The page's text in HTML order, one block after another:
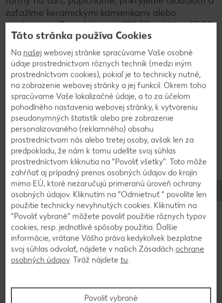
zaťažíme keramickými kamienkami alebo
strukovinou. Prepekáme pri 180 °C približne 15-20
minút.
3
Za ten čas si pripravíme plnku. Smotanu na
šľahanie zmiešame s mliekom, Zlatým klasom,
cukrom a vajíčkami. Premiešame tak, aby sa
ingrediencie spojili, no dávame pozor, aby sme
smotanu neprešľahali.
4
Plnka je pomerne tekutá. Nalejeme ju do
predpečeného korpusu a pečieme približne na
25-30 minút. Plnka zhustne.
5
Za ten čas si nakrájame broskyne na mesiačiky.
Po 25 minútach koláč vyberieme, opatrne na
Táto stránka používa Cookies
Na našej webovej stránke spracúvame Vaše osobné
údaje prostredníctvom rôznych techník (medzi iným
prostredníctvom cookies), pokiaľ je to technicky nutné,
na zobrazenie webovej stránky a jej funkcií. Okrem toho
spracúvame Vaše lokalizačné údaje, a to za účelom
pohodlného nastavenia webovej stránky, k vytvoreniu
pseudonymných štatistík alebo pre zobrazenie
personalizovaného (reklamného) obsahu
prostredníctvom nás alebo tretej osoby, avšak len za
predpokladu, že nám k tomu udelíte svoj súhlas
prostredníctvom kliknutia na “Povoliť všetky”. Toto môže
zahŕňať aj prípadný prenos osobných údajov do krajín
mimo EÚ, ktoré nezaručujú primeranú úroveň ochrany
osobných údajov. Kliknutím na “Odmietnuť ” povolíte len
použitie technicky nevyhnutých cookies. Kliknutím na
“Povoliť vybrané” môžete povoliť použitie rôznych typov
cookies, resp. jednotlivé spôsoby použitia. Ďalšie
informácie, vrátane Vášho práva kedykoľvek bezplatne
svoj súhlas odvolať, nájdete v našich Zásadách ochrane
osobných údajov. Tiráž nájdete tu.
Povoliť vybrané